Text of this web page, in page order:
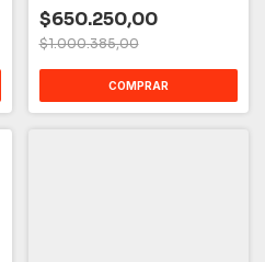
$650.250,00
$1.000.385,00
COMPRAR